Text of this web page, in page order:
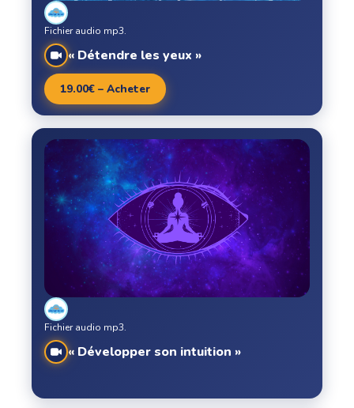
« Détendre les yeux »
Fichier audio mp3.
19.00€ – Acheter
« Développer son intuition »
Fichier audio mp3.